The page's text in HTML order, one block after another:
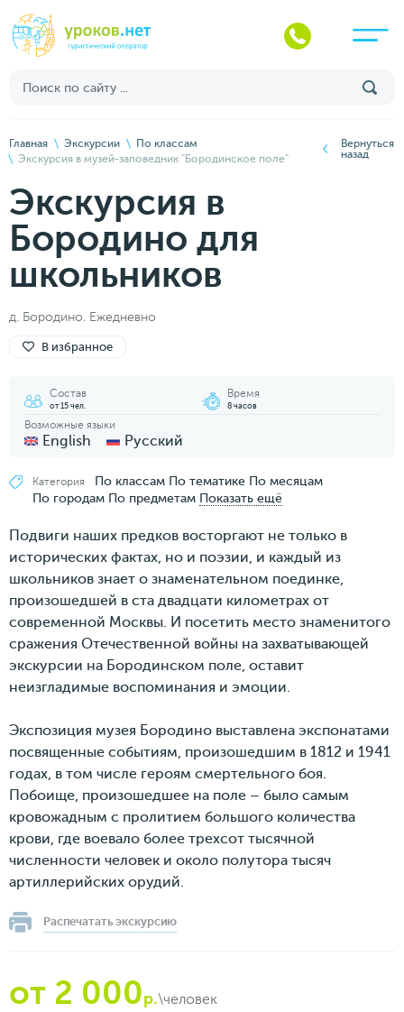
Главная Экскурсии
По классам
Экскурсия в музей-заповедник "Бородинское поле"
Вернуться
назад
Экскурсия в
Бородино для
школьников
д. Бородино. Ежедневно
В избранное
Состав
от 15 чел.
Время
8 часов
Возможные языки
English Русский
Категория По классам По тематике По месяцам
По городам По предметам Показать ещё
Подвиги наших предков восторгают не только в
исторических фактах, но и поэзии, и каждый из
школьников знает о знаменательном поединке,
произошедшей в ста двадцати километрах от
современной Москвы. И посетить место знаменитого
сражения Отечественной войны на захватывающей
экскурсии на Бородинском поле, оставит
неизгладимые воспоминания и эмоции.
Экспозиция музея Бородино выставлена экспонатами
посвященные событиям, произошедшим в 1812 и 1941
годах, в том числе героям смертельного боя.
Побоище, произошедшее на поле – было самым
кровожадным с пролитием большого количества
крови, где воевало более трехсот тысячной
численности человек и около полутора тысяч
артиллерийских орудий.
Распечатать экскурсию
от 2 000р.\человек